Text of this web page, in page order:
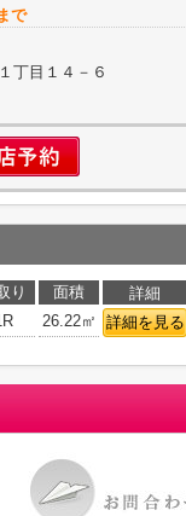
で
丁目１４－６
り 面積 詳細
26.22㎡ 詳細を見る